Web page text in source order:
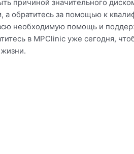
причиной значительного
а обратитесь за помощью к
необходимую помощь и
в MPClinic уже сегодня,